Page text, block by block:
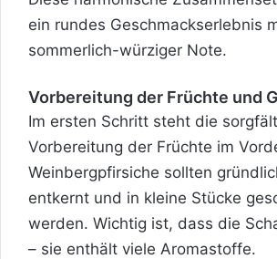
ein rundes Geschmackserlebnis
sommerlich-würziger Note.
Vorbereitung der Früchte und
Im ersten Schritt steht die
Vorbereitung der Früchte im
Weinbergpfirsiche sollten
entkernt und in kleine Stücke
werden. Wichtig ist, dass die
– sie enthält viele Aromastoffe.